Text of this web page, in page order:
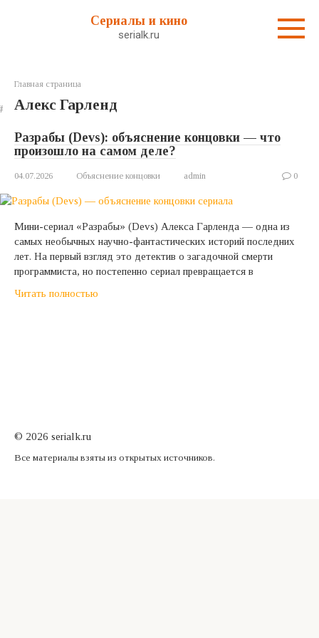
Сериалы и кино
serialk.ru
Главная страница
Алекс Гарленд
Разрабы (Devs): объяснение концовки — что
произошло на самом деле?
04.07.2026 Объяснение концовки admin 0
Мини-сериал «Разрабы» (Devs) Алекса Гарленда — одна из
самых необычных научно-фантастических историй последних
лет. На первый взгляд это детектив о загадочной смерти
программиста, но постепенно сериал превращается в
Читать полностью
© 2026 serialk.ru
Все материалы взяты из открытых источников.